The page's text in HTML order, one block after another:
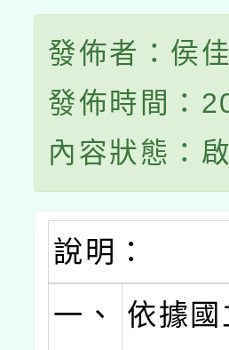
發佈者：侯
發佈時間：
內容狀態：
說明：
一、
依據